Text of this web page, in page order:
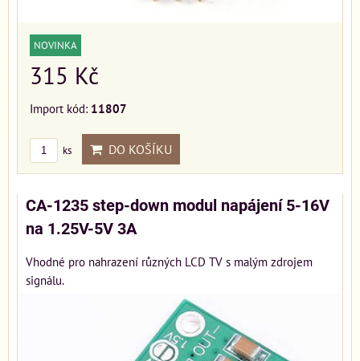
NOVINKA
315 Kč
Import kód: 11807
ks DO KOŠÍKU
CA-1235 step-down modul napájení 5-16V
na 1.25V-5V 3A
Vhodné pro nahrazení různých LCD TV s malým zdrojem
signálu.